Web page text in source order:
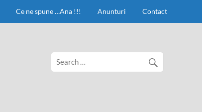
Ce ne spune …Ana !!! Anunturi Contact